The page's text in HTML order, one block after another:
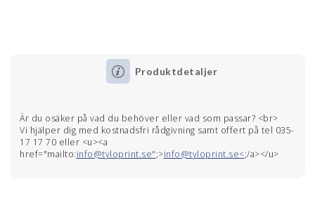
Produktdetaljer
Är du osäker på vad du behöver eller vad som passar? <br>
Vi hjälper dig med kostnadsfri rådgivning samt offert på tel 035-
17 17 70 eller <u><a
href="mailto:info@tyloprint.se";>info@tyloprint.se<;/a></u>